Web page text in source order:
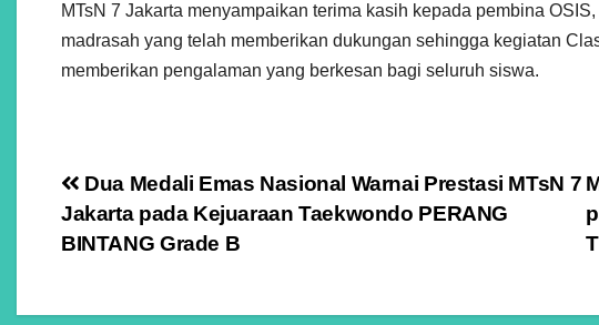
MTsN 7 Jakarta menyampaikan terima kasih kepada pembina
madrasah yang telah memberikan dukungan sehingga kegiatan
memberikan pengalaman yang berkesan bagi seluruh siswa.
Navigasi
pos
Dua Medali Emas Nasional Warnai Prestasi MTsN 7
Jakarta pada Kejuaraan Taekwondo PERANG
BINTANG Grade B